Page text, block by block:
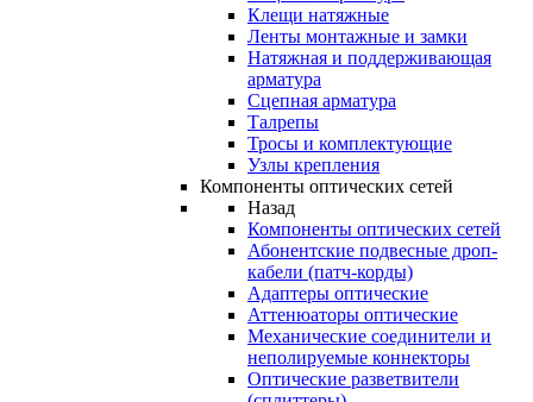
Клещи натяжные
Ленты монтажные и замки
Натяжная и поддерживающая
арматура
Сцепная арматура
Талрепы
Тросы и комплектующие
Узлы крепления
Компоненты оптических сетей
Назад
Компоненты оптических сетей
Абонентские подвесные дроп-
кабели (патч-корды)
Адаптеры оптические
Аттенюаторы оптические
Механические соединители и
неполируемые коннекторы
Оптические разветвители